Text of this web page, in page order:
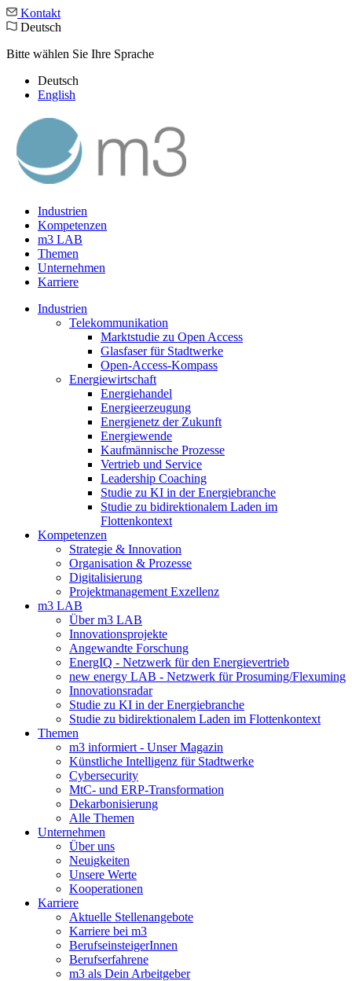
Kontakt
Deutsch
Bitte wählen Sie Ihre Sprache
Deutsch
English
Industrien
Kompetenzen
m3 LAB
Themen
Unternehmen
Karriere
Industrien
Telekommunikation
Marktstudie zu Open Access
Glasfaser für Stadtwerke
Open-Access-Kompass
Energiewirtschaft
Energiehandel
Energieerzeugung
Energienetz der Zukunft
Energiewende
Kaufmännische Prozesse
Vertrieb und Service
Leadership Coaching
Studie zu KI in der Energiebranche
Studie zu bidirektionalem Laden im
Flottenkontext
Kompetenzen
Strategie & Innovation
Organisation & Prozesse
Digitalisierung
Projektmanagement Exzellenz
m3 LAB
Über m3 LAB
Innovationsprojekte
Angewandte Forschung
EnergIQ - Netzwerk für den Energievertrieb
new energy LAB - Netzwerk für Prosuming/Flexuming
Innovationsradar
Studie zu KI in der Energiebranche
Studie zu bidirektionalem Laden im Flottenkontext
Themen
m3 informiert - Unser Magazin
Künstliche Intelligenz für Stadtwerke
Cybersecurity
MtC- und ERP-Transformation
Dekarbonisierung
Alle Themen
Unternehmen
Über uns
Neuigkeiten
Unsere Werte
Kooperationen
Karriere
Aktuelle Stellenangebote
Karriere bei m3
BerufseinsteigerInnen
Berufserfahrene
m3 als Dein Arbeitgeber